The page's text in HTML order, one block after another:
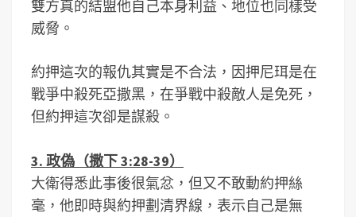
雙方真的結盟他自己本身利益、地位也同樣受
威脅。
約押這次的報仇其實是不合法，因押尼珥是在
戰爭中殺死亞撒黑，在爭戰中殺敵人是免死，
但約押這次卻是謀殺。
3. 政偽（撒下 3:28-39）
大衛得悉此事後很氣忿，但又不敢動約押絲
毫，他即時與約押劃清界線，表示自己是無